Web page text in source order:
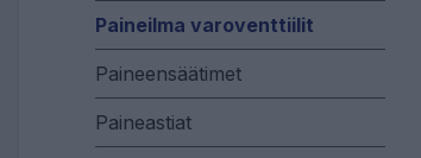
Paineilma varoventtiilit
Paineensäätimet
Paineastiat